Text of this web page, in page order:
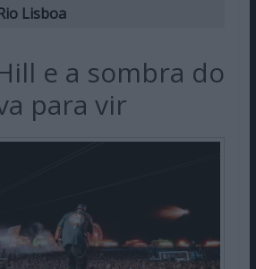
Lisboa
e a sombra do
para vir